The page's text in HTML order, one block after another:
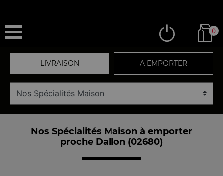
0
LIVRAISON A EMPORTER
Nos Spécialités Maison à emporter
proche Dallon (02680)